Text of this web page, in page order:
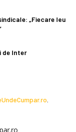
„Fiecare leu
de Inter